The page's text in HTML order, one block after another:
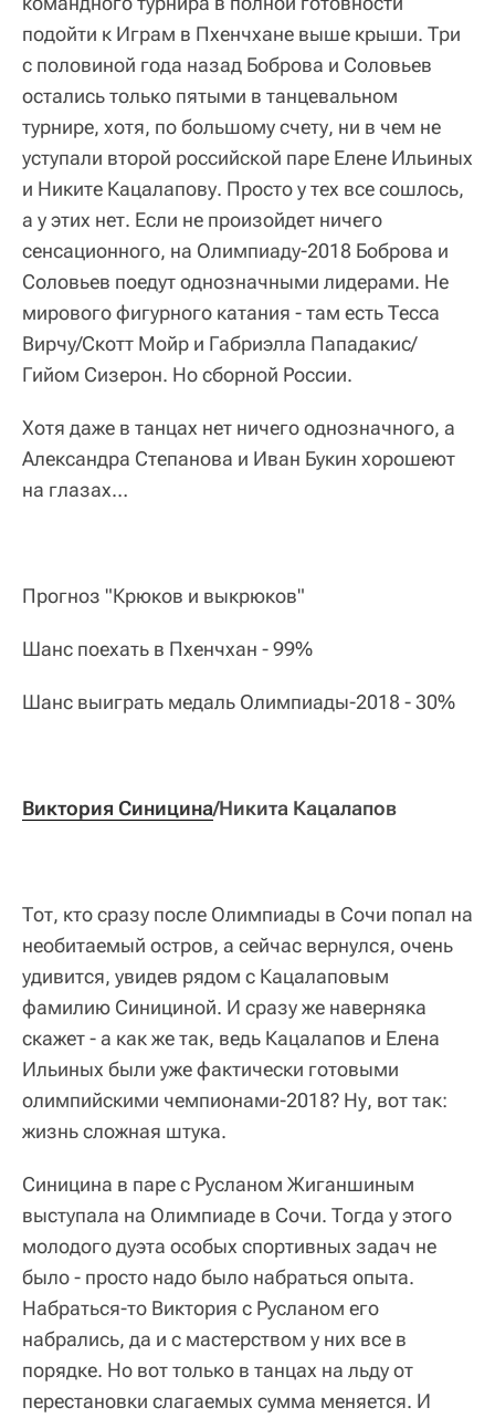
подойти к Играм в Пхенчхане выше крыши. Три
с половиной года назад Боброва и Соловьев
остались только пятыми в танцевальном
турнире, хотя, по большому счету, ни в чем не
уступали второй российской паре Елене Ильиных
и Никите Кацалапову. Просто у тех все сошлось,
а у этих нет. Если не произойдет ничего
сенсационного, на Олимпиаду-2018 Боброва и
Соловьев поедут однозначными лидерами. Не
мирового фигурного катания - там есть Тесса
Вирчу/Скотт Мойр и Габриэлла Пападакис/
Гийом Сизерон. Но сборной России.
Хотя даже в танцах нет ничего однозначного, а
Александра Степанова и Иван Букин хорошеют
на глазах…
Прогноз "Крюков и выкрюков"
Шанс поехать в Пхенчхан - 99%
Шанс выиграть медаль Олимпиады-2018 - 30%
Виктория Синицина/Никита Кацалапов
Тот, кто сразу после Олимпиады в Сочи попал на
необитаемый остров, а сейчас вернулся, очень
удивится, увидев рядом с Кацалаповым
фамилию Синициной. И сразу же наверняка
скажет - а как же так, ведь Кацалапов и Елена
Ильиных были уже фактически готовыми
олимпийскими чемпионами-2018? Ну, вот так:
жизнь сложная штука.
Синицина в паре с Русланом Жиганшиным
выступала на Олимпиаде в Сочи. Тогда у этого
молодого дуэта особых спортивных задач не
было - просто надо было набраться опыта.
Набраться-то Виктория с Русланом его
набрались, да и с мастерством у них все в
порядке. Но вот только в танцах на льду от
перестановки слагаемых сумма меняется. И